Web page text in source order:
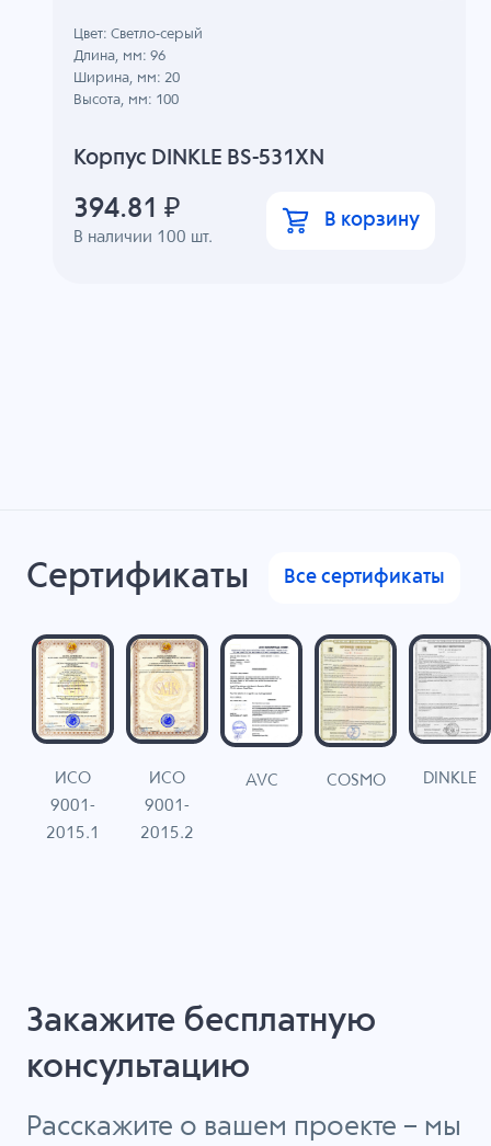
Корпус DINKLE BS-531XN
В наличии 100 шт.
Цвет: Светло-серый
Длина, мм: 96
Ширина, мм: 20
Высота, мм: 100
394.81 ₽ В корзину
Сертификаты Все сертификаты
ИСО
9001-
2015.1
ИСО
9001-
2015.2
AVC COSMO DINKLE
Закажите бесплатную
консультацию
Расскажите о вашем проекте – мы